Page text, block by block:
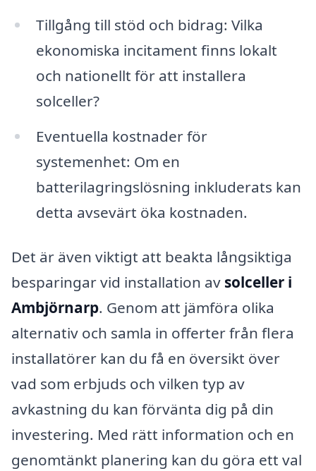
Tillgång till stöd och bidrag: Vilka
ekonomiska incitament finns lokalt
och nationellt för att installera
solceller?
Eventuella kostnader för
systemenhet: Om en
batterilagringslösning inkluderats kan
detta avsevärt öka kostnaden.
Det är även viktigt att beakta långsiktiga
besparingar vid installation av solceller i
Ambjörnarp. Genom att jämföra olika
alternativ och samla in offerter från flera
installatörer kan du få en översikt över
vad som erbjuds och vilken typ av
avkastning du kan förvänta dig på din
investering. Med rätt information och en
genomtänkt planering kan du göra ett val